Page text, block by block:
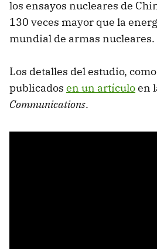
los ensayos nucleares de
130 veces mayor que la
mundial de armas nucleares.
Los detalles del estudio,
publicados en un artículoen
Communications.